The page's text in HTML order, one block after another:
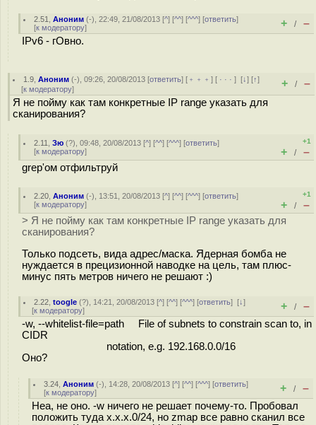
2.51 ,Аноним (-), 22:49, 21/08/2013 [^] [^^] [^^^] [ответить]
[к модератору] + / –
IPv6 - гОвно.
1.9 ,Аноним (-), 09:26, 20/08/2013 [ответить] [ ﹢﹢﹢] [ · · ·][↓] [↑]
[к модератору] + / –
Я не пойму как там конкретные IP range указать для
сканирования?
2.11 ,Зю (?), 09:48, 20/08/2013 [^] [^^] [^^^] [ответить]
[к модератору]
+1
+ / –
grep'ом отфильтруй
2.20 ,Аноним (-), 13:51, 20/08/2013 [^] [^^] [^^^] [ответить]
[к модератору]
+1
+ / –
> Я не пойму как там конкретные IP range указать для
сканирования?
Только подсеть, вида адрес/маска. Ядерная бомба не
нуждается в прецизионной наводке на цель, там плюс-
минус пять метров ничего не решают :)
2.22 ,toogle (?), 14:21, 20/08/2013 [^] [^^] [^^^] [ответить][↓]
[к модератору] + / –
-w, --whitelist-file=path File of subnets to constrain scan to, in
CIDR
notation, e.g. 192.168.0.0/16
Оно?
3.24 ,Аноним (-), 14:28, 20/08/2013 [^] [^^] [^^^] [ответить]
[к модератору] + / –
Неа, не оно. -w ничего не решает почему-то. Пробовал
положить туда x.x.x.0/24, но zmap все равно сканил все